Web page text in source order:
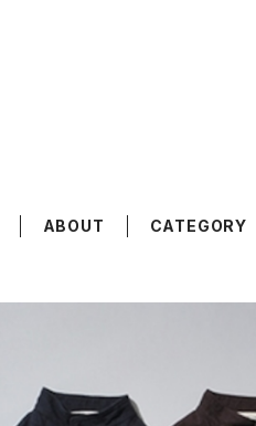
ABOUT CATEGORY